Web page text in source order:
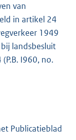
van
in artikel 24
1949
landsbesluit
I960, no.
Publicatieblad